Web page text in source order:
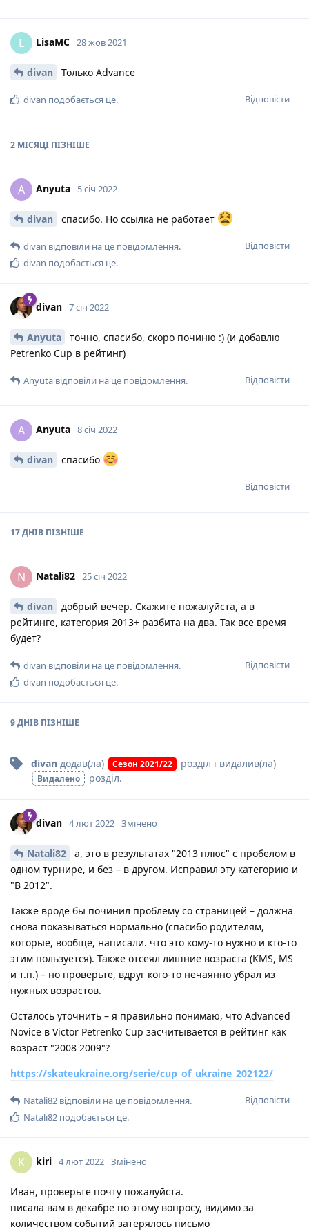
L LisaMC 28 жов 2021
divan Только Advance
Відповісти
divan подобається це.
2 МІСЯЦІ ПІЗНІШЕ
A Anyuta 5 січ 2022
divan спасибо. Но ссылка не работает
Відповісти
divan відповіли на це повідомлення.
divan подобається це.
divan 7 січ 2022
Anyuta
точно, спасибо, скоро починю :) (и добавлю
Petrenko Cup в рейтинг)
Відповісти
Anyuta відповіли на це повідомлення.
A Anyuta 8 січ 2022
divan спасибо
Відповісти
17 ДНІВ ПІЗНІШЕ
N Natali82 25 січ 2022
divan
добрый вечер. Скажите пожалуйста, а в
рейтинге, категория 2013+ разбита на два. Так все время
будет?
Відповісти
divan відповіли на це повідомлення.
divan подобається це.
9 ДНІВ ПІЗНІШЕ
divan додав(ла) Сезон 2021/22 розділ і видалив(ла)
Видалено розділ.
divan 4 лют 2022 Змінено
Natali82
а, это в результатах "2013 плюс" с пробелом в
одном турнире, и без – в другом. Исправил эту категорию и
"B 2012".
Также вроде бы починил проблему со страницей – должна
снова показываться нормально (спасибо родителям,
которые, вообще, написали. что это кому-то нужно и кто-то
этим пользуется). Также отсеял лишние возраста (KMS, MS
и т.п.) – но проверьте, вдруг кого-то нечаянно убрал из
нужных возрастов.
Осталось уточнить – я правильно понимаю, что Advanced
Novice в Victor Petrenko Cup засчитывается в рейтинг как
возраст "2008 2009"?
https://skateukraine.org/serie/cup_of_ukraine_202122/
Відповісти
Natali82 відповіли на це повідомлення.
Natali82 подобається це.
K kiri 4 лют 2022 Змінено
Иван, проверьте почту пожалуйста.
писала вам в декабре по этому вопросу, видимо за
количеством событий затерялось письмо